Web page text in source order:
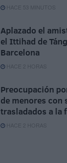
HACE 53 MINUTOS
Aplazado el
el Ittihad de
Barcelona
HACE 2 HORAS
Preocupación
de menores con
trasladados a la
HACE 2 HORAS